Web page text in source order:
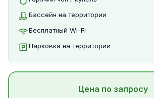
Бассейн на территории
Бесплатный Wi-Fi
Парковка на территории
Цена по запросу